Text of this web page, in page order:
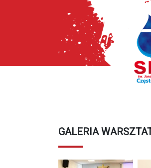
GALERIA